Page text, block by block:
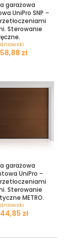
garażowa
UniPro SNP –
Sterowanie
zł
garażowa
UniPro –
Sterowanie
METRO.
zł